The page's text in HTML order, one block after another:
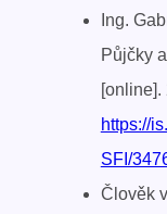
Ing.
Půjčky
[online].
https://
SFI/
Člověk